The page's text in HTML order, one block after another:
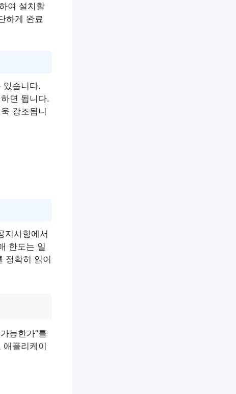
여 설치할
하게 완료
있습니다.
면 됩니다.
강조됩니
지사항에서
한도는 일
정확히 읽어
능한가”를
플리케이